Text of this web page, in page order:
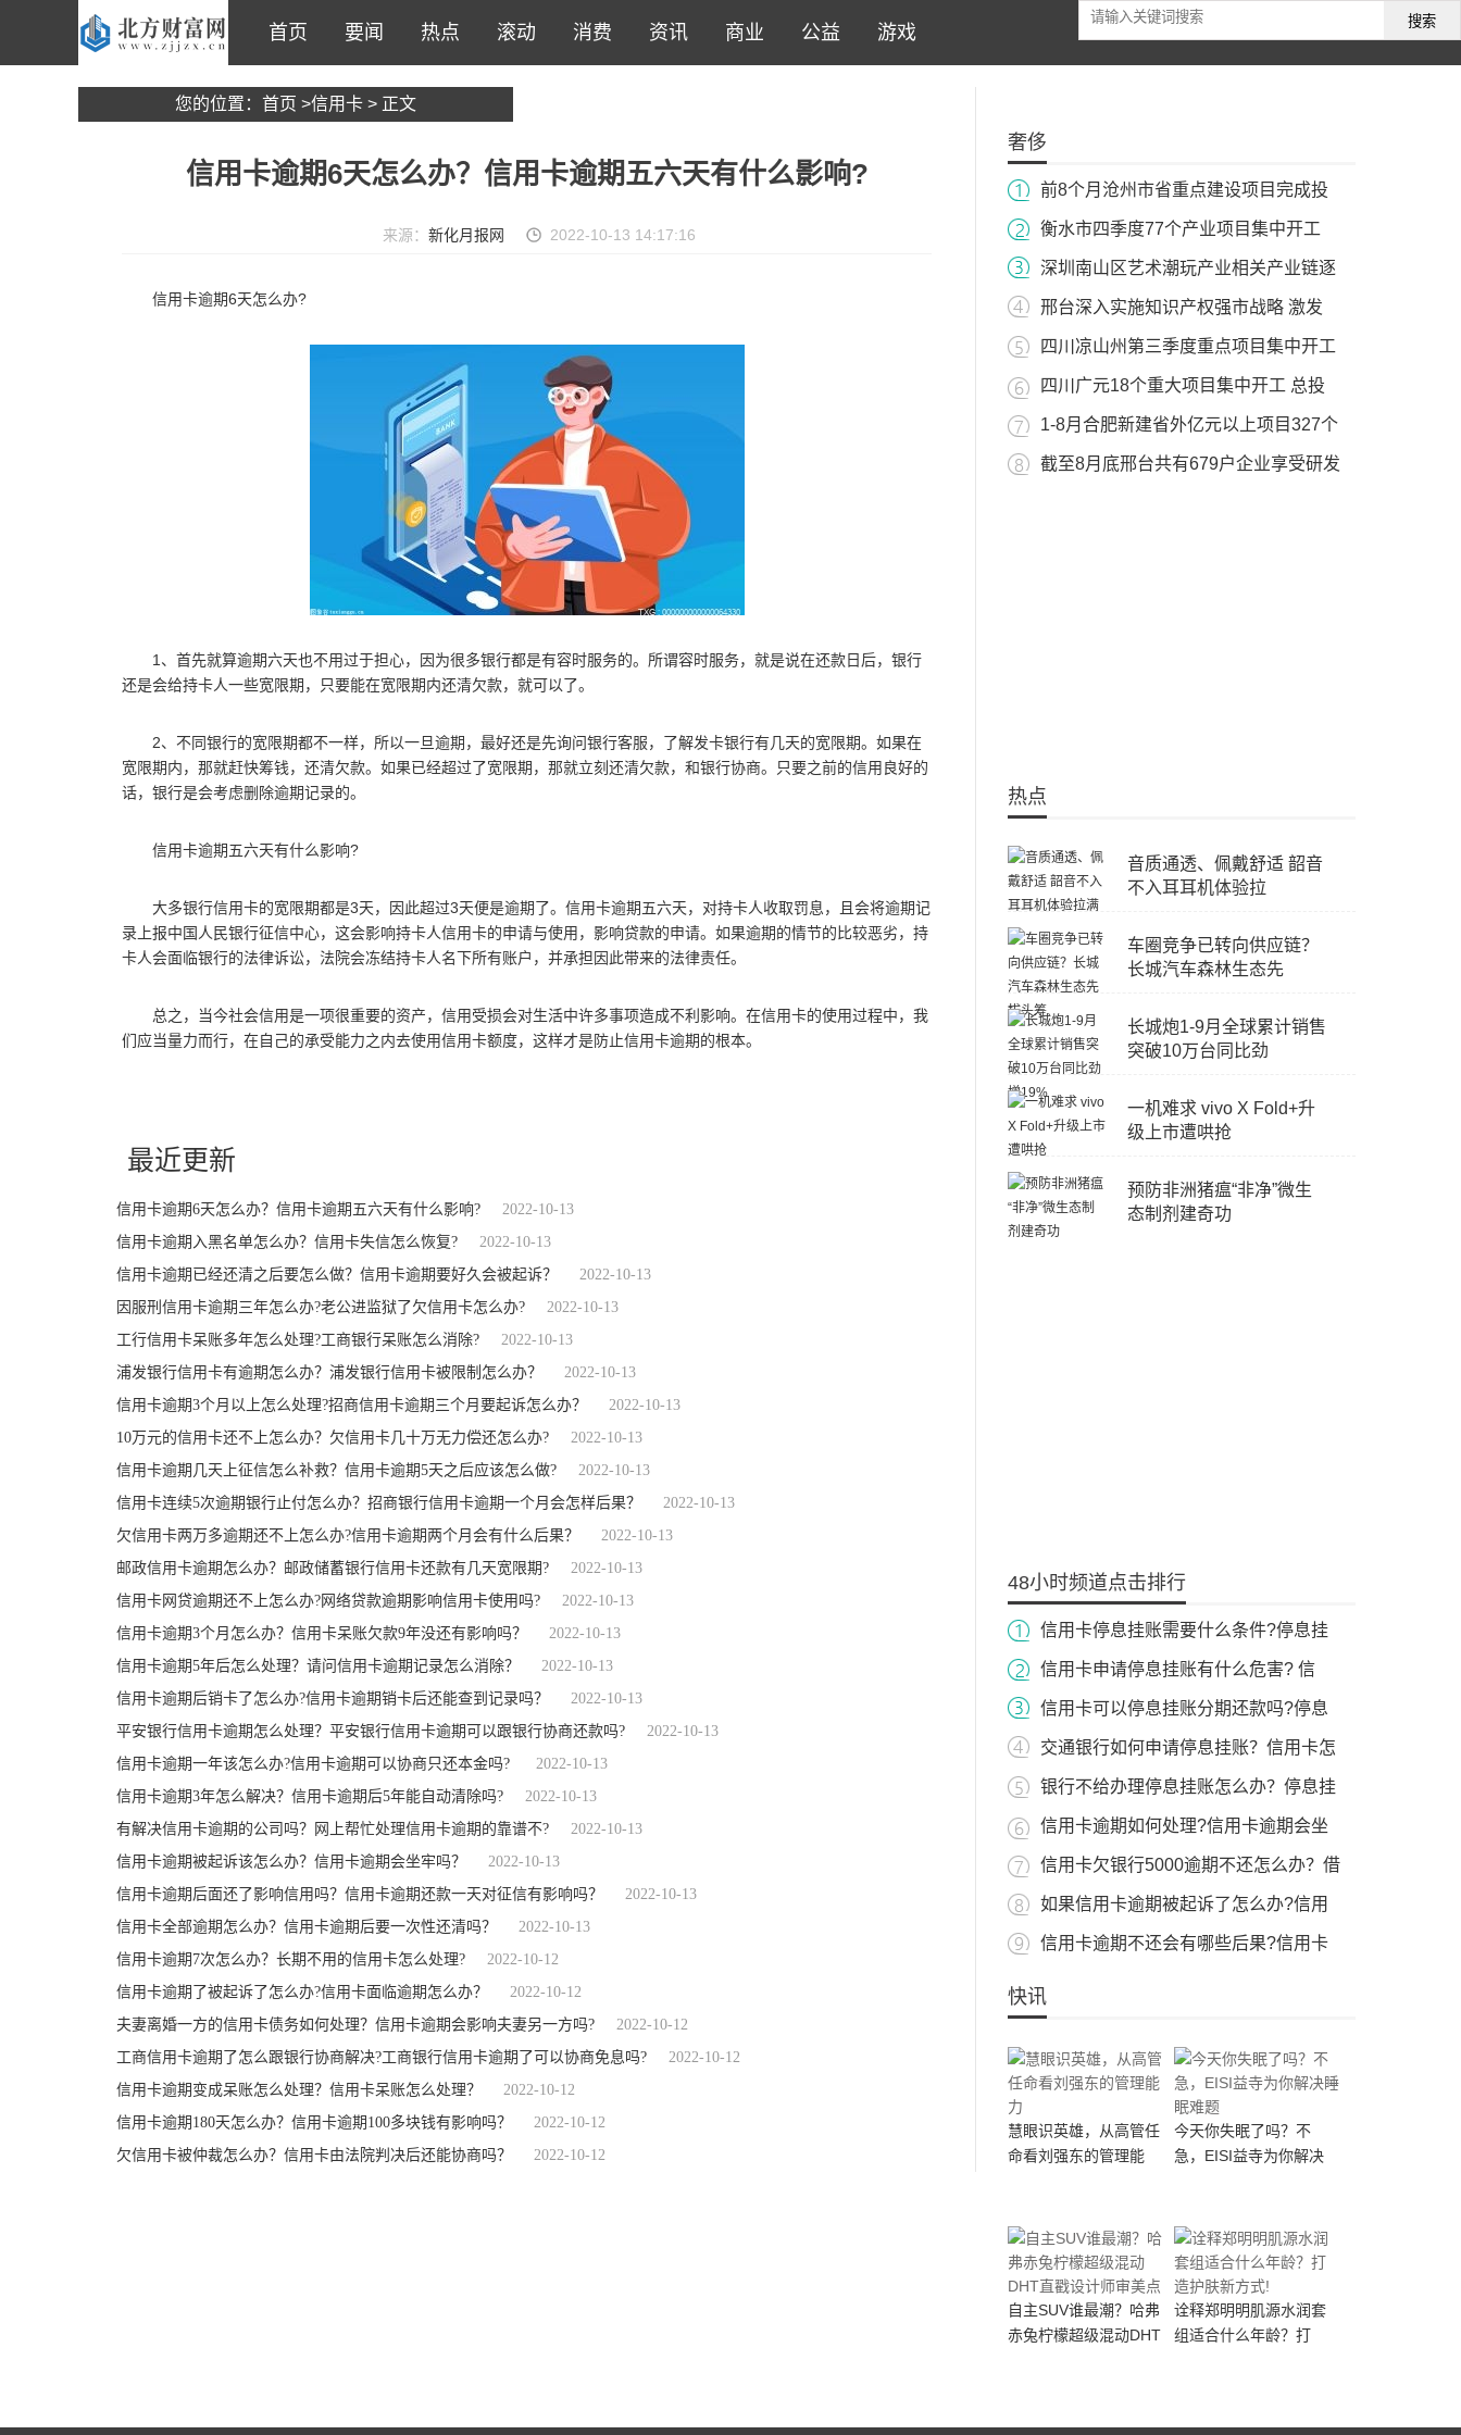
首页 要闻 热点 滚动 消费 资讯 商业 公益 游戏
搜索
您的位置： 首页 >信用卡 > 正文
信用卡逾期6天怎么办？信用卡逾期五六天有什么影响?
来源： 新化月报网 2022-10-13 14:17:16
信用卡逾期6天怎么办?
1、首先就算逾期六天也不用过于担心，因为很多银行都是有容时服务的。所谓容时服务，就是说在还款日后，银行
还是会给持卡人一些宽限期，只要能在宽限期内还清欠款，就可以了。
2、不同银行的宽限期都不一样，所以一旦逾期，最好还是先询问银行客服，了解发卡银行有几天的宽限期。如果在
宽限期内，那就赶快筹钱，还清欠款。如果已经超过了宽限期，那就立刻还清欠款，和银行协商。只要之前的信用良好的
话，银行是会考虑删除逾期记录的。
信用卡逾期五六天有什么影响?
大多银行信用卡的宽限期都是3天，因此超过3天便是逾期了。信用卡逾期五六天，对持卡人收取罚息，且会将逾期记
录上报中国人民银行征信中心，这会影响持卡人信用卡的申请与使用，影响贷款的申请。如果逾期的情节的比较恶劣，持
卡人会面临银行的法律诉讼，法院会冻结持卡人名下所有账户，并承担因此带来的法律责任。
总之，当今社会信用是一项很重要的资产，信用受损会对生活中许多事项造成不利影响。在信用卡的使用过程中，我
们应当量力而行，在自己的承受能力之内去使用信用卡额度，这样才是防止信用卡逾期的根本。
最近更新
信用卡逾期6天怎么办？信用卡逾期五六天有什么影响?
2022-10-13
信用卡逾期入黑名单怎么办？信用卡失信怎么恢复?
2022-10-13
信用卡逾期已经还清之后要怎么做？信用卡逾期要好久会被起诉？
2022-10-13
因服刑信用卡逾期三年怎么办?老公进监狱了欠信用卡怎么办?
2022-10-13
工行信用卡呆账多年怎么处理?工商银行呆账怎么消除?
2022-10-13
浦发银行信用卡有逾期怎么办？浦发银行信用卡被限制怎么办？
2022-10-13
信用卡逾期3个月以上怎么处理?招商信用卡逾期三个月要起诉怎么办？
2022-10-13
10万元的信用卡还不上怎么办？欠信用卡几十万无力偿还怎么办?
2022-10-13
信用卡逾期几天上征信怎么补救？信用卡逾期5天之后应该怎么做?
2022-10-13
信用卡连续5次逾期银行止付怎么办？招商银行信用卡逾期一个月会怎样后果？
2022-10-13
欠信用卡两万多逾期还不上怎么办?信用卡逾期两个月会有什么后果？
2022-10-13
邮政信用卡逾期怎么办？邮政储蓄银行信用卡还款有几天宽限期?
2022-10-13
信用卡网贷逾期还不上怎么办?网络贷款逾期影响信用卡使用吗?
2022-10-13
信用卡逾期3个月怎么办？信用卡呆账欠款9年没还有影响吗？
2022-10-13
信用卡逾期5年后怎么处理？请问信用卡逾期记录怎么消除？
2022-10-13
信用卡逾期后销卡了怎么办?信用卡逾期销卡后还能查到记录吗？
2022-10-13
平安银行信用卡逾期怎么处理？平安银行信用卡逾期可以跟银行协商还款吗?
2022-10-13
信用卡逾期一年该怎么办?信用卡逾期可以协商只还本金吗?
2022-10-13
信用卡逾期3年怎么解决？信用卡逾期后5年能自动清除吗?
2022-10-13
有解决信用卡逾期的公司吗？网上帮忙处理信用卡逾期的靠谱不?
2022-10-13
信用卡逾期被起诉该怎么办？信用卡逾期会坐牢吗？
2022-10-13
信用卡逾期后面还了影响信用吗？信用卡逾期还款一天对征信有影响吗？
2022-10-13
信用卡全部逾期怎么办？信用卡逾期后要一次性还清吗？
2022-10-13
信用卡逾期7次怎么办？长期不用的信用卡怎么处理?
2022-10-12
信用卡逾期了被起诉了怎么办?信用卡面临逾期怎么办？
2022-10-12
夫妻离婚一方的信用卡债务如何处理？信用卡逾期会影响夫妻另一方吗?
2022-10-12
工商信用卡逾期了怎么跟银行协商解决?工商银行信用卡逾期了可以协商免息吗?
2022-10-12
信用卡逾期变成呆账怎么处理？信用卡呆账怎么处理？
2022-10-12
信用卡逾期180天怎么办？信用卡逾期100多块钱有影响吗？
2022-10-12
欠信用卡被仲裁怎么办？信用卡由法院判决后还能协商吗？
2022-10-12
奢侈
前8个月沧州市省重点建设项目完成投
衡水市四季度77个产业项目集中开工
深圳南山区艺术潮玩产业相关产业链逐
邢台深入实施知识产权强市战略 激发
四川凉山州第三季度重点项目集中开工
四川广元18个重大项目集中开工 总投
1-8月合肥新建省外亿元以上项目327个
截至8月底邢台共有679户企业享受研发
热点
音质通透、佩戴舒适 韶音
不入耳耳机体验拉
车圈竞争已转向供应链？
长城汽车森林生态先
长城炮1-9月全球累计销售
突破10万台同比劲
一机难求 vivo X Fold+升
级上市遭哄抢
预防非洲猪瘟“非净”微生
态制剂建奇功
48小时频道点击排行
信用卡停息挂账需要什么条件?停息挂
信用卡申请停息挂账有什么危害? 信
信用卡可以停息挂账分期还款吗?停息
交通银行如何申请停息挂账？信用卡怎
银行不给办理停息挂账怎么办？停息挂
信用卡逾期如何处理?信用卡逾期会坐
信用卡欠银行5000逾期不还怎么办？借
如果信用卡逾期被起诉了怎么办?信用
信用卡逾期不还会有哪些后果?信用卡
快讯
慧眼识英雄，从高管任
命看刘强东的管理能
今天你失眠了吗？不
急，EISI益寺为你解决
自主SUV谁最潮？哈弗
赤兔柠檬超级混动DHT
诠释郑明明肌源水润套
组适合什么年龄？打